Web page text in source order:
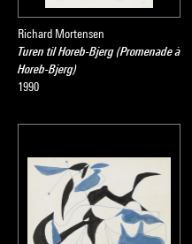
Richard Mortensen
Turen til Horeb-Bjerg (Promenade à
Horeb-Bjerg)
1990